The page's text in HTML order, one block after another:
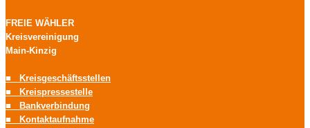
FREIE WÄHLER
Kreisvereinigung
Main-Kinzig
■ Kreisgeschäftsstellen
■ Kreispressestelle
■ Bankverbindung
■ Kontaktaufnahme